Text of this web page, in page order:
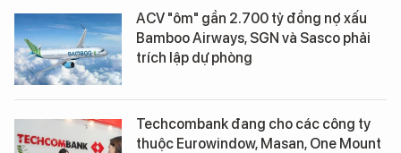
ACV "ôm" gần 2.700 tỷ đồng nợ xấu
Bamboo Airways, SGN và Sasco phải
trích lập dự phòng
Techcombank đang cho các công ty
thuộc Eurowindow, Masan, One Mount